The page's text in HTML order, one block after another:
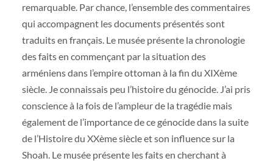
remarquable. Par chance, l’ensemble des commentaires
qui accompagnent les documents présentés sont
traduits en français. Le musée présente la chronologie
des faits en commençant par la situation des
arméniens dans l’empire ottoman à la fin du XIXème
siècle. Je connaissais peu l’histoire du génocide. J’ai pris
conscience à la fois de l’ampleur de la tragédie mais
également de l’importance de ce génocide dans la suite
de l’Histoire du XXème siècle et son influence sur la
Shoah. Le musée présente les faits en cherchant à